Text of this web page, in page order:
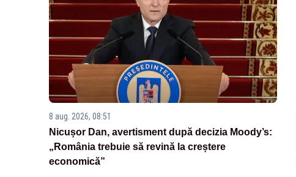
8 aug. 2026, 08:51
Nicușor Dan, avertisment după decizia Moody’s:
„România trebuie să revină la creștere
economică”